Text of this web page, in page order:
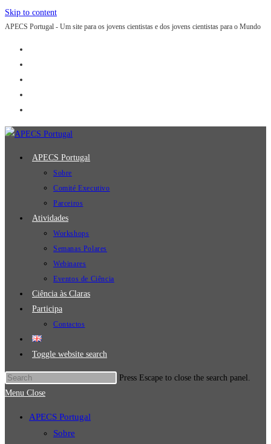
Skip to content
APECS Portugal - Um site para os jovens cientistas e dos jovens cientistas para o Mundo
APECS Portugal
Sobre
Comité Executivo
Parceiros
Atividades
Workshops
Semanas Polares
Webinares
Eventos de Ciência
Ciência às Claras
Participa
Contactos
Toggle website search
Press Escape to close the search panel.
Menu Close
APECS Portugal
Sobre